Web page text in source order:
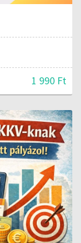
1 990 Ft